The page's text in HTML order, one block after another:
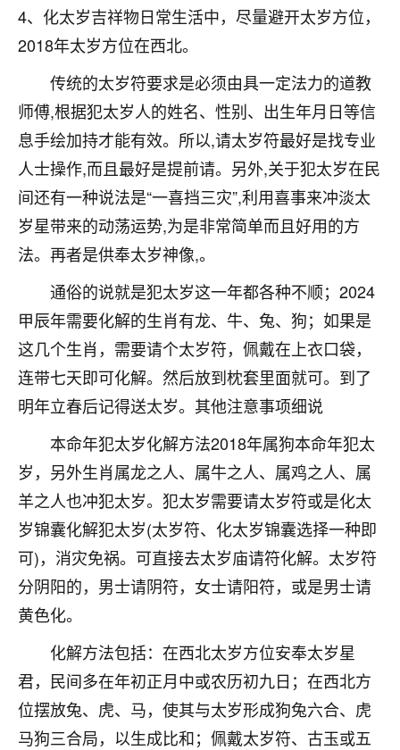
4、化太岁吉祥物日常生活中，尽量避开太岁方位，
2018年太岁方位在西北。
传统的太岁符要求是必须由具一定法力的道教
师傅,根据犯太岁人的姓名、性别、出生年月日等信
息手绘加持才能有效。所以,请太岁符最好是找专业
人士操作,而且最好是提前请。另外,关于犯太岁在民
间还有一种说法是“一喜挡三灾”,利用喜事来冲淡太
岁星带来的动荡运势,为是非常简单而且好用的方
法。再者是供奉太岁神像,。
通俗的说就是犯太岁这一年都各种不顺；2024
甲辰年需要化解的生肖有龙、牛、兔、狗；如果是
这几个生肖，需要请个太岁符，佩戴在上衣口袋，
连带七天即可化解。然后放到枕套里面就可。到了
明年立春后记得送太岁。其他注意事项细说
本命年犯太岁化解方法2018年属狗本命年犯太
岁，另外生肖属龙之人、属牛之人、属鸡之人、属
羊之人也冲犯太岁。犯太岁需要请太岁符或是化太
岁锦囊化解犯太岁(太岁符、化太岁锦囊选择一种即
可)，消灾免祸。可直接去太岁庙请符化解。太岁符
分阴阳的，男士请阴符，女士请阳符，或是男士请
黄色化。
化解方法包括：在西北太岁方位安奉太岁星
君，民间多在年初正月中或农历初九日；在西北方
位摆放兔、虎、马，使其与太岁形成狗兔六合、虎
马狗三合局，以生成比和；佩戴太岁符、古玉或五
鹿森：是的，其实跟老师聊过之后，最大的感
触，首先就是心态会变好，万般皆是命，半点
不由人！
1天前 来自四川 9
金白水清
我也想找老师看看，有没有人给个联系方式的啊？
鹿森：慧来老师微信：gjsy0624
1天前 来自江西
青春168
我也想要，我也想要！
2天前 来自山西 15
Jessica李
老师做不做超度法事？我想给我奶奶做超度，她今年
刚去世了。
七零老顽童：我母亲前年离世，刚开始我经常
做梦梦见她，后来也是朋友介绍，找到慧来老
师，安排了超度法事，做梦再也没有梦到过
了，一开始是半信半疑的，图个心安，给亡母
超度，现在看来，人不信也不行。
2天前 来自云南 11
老师收徒吗？？我对这些很感兴趣
2天前 来自山西 15